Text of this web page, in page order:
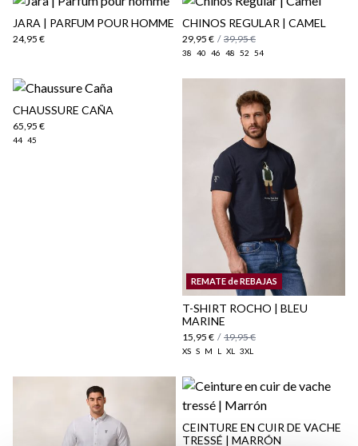
ici
JARA | PARFUM POUR HOMME
24,95 €
CHINOS REGULAR | CAMEL
29,95 € / 39,95 €
38 40 46 48 52 54
CHAUSSURE CAÑA
65,95 €
44 45
REMATE de REBAJAS
T-SHIRT ROCHO | BLEU
MARINE
15,95 € / 19,95 €
XS S M L XL 3XL
CEINTURE EN CUIR DE VACHE
TRESSÉ | MARRÓN